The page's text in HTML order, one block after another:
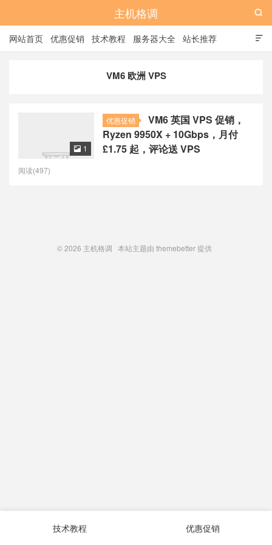
主机格调

网站首页 优惠促销 技术教程 服务器大全 站长推荐

VM6 欧洲 VPS
优惠促销
VM6 英国 VPS 促销，
Ryzen 9950X + 10Gbps，月付
£1.75 起，评论送 VPS
 1
阅读(497)
© 2026 主机格调 本站主题由 themebetter提供
技术教程 优惠促销